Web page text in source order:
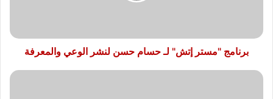
والمعرفة
برنامج "مستر إتش" لـ حسام حسن لنشر الوعي والمعرفة
انطلاق